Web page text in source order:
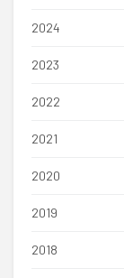
2024
2023
2022
2021
2020
2019
2018